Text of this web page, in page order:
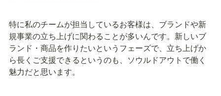
特に私のチームが担当しているお客様は、ブランドや新
規事業の立ち上げに関わることが多いんです。新しいブ
ランド・商品を作りたいというフェーズで、立ち上げか
ら長くご支援できるというのも、ソウルドアウトで働く
魅力だと思います。